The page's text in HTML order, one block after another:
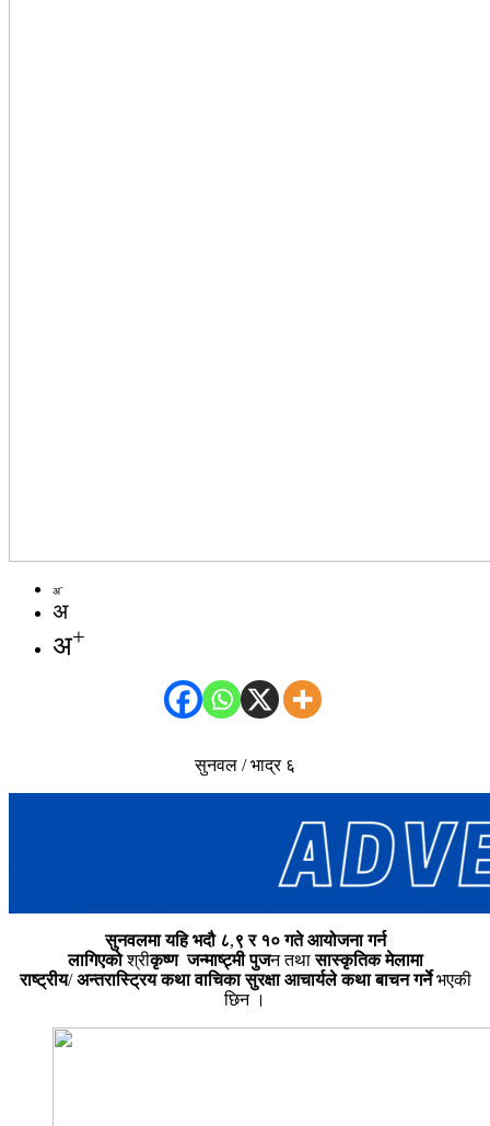
अ-
अ
अ+
सुनवल / भाद्र ६
सुनवलमा यहि भदौ ८,९ र १० गते आयोजना गर्न
लागिएकोश्रीकृष्ण जन्माष्ट्मी पुजन तथासास्कृतिक मेलामा
राष्ट्रीय/अन्तरास्ट्रिय कथा वाचिका सुरक्षा आचार्यले कथा बाचन गर्नेभएकी
छिन ।